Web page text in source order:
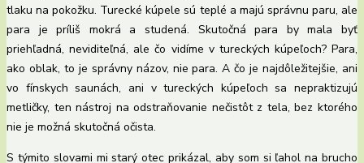
tlaku na pokožku. Turecké kúpele sú teplé a majú správnu paru, ale
para je príliš mokrá a studená. Skutočná para by mala byť
priehľadná, neviditeľná, ale čo vidíme v tureckých kúpeľoch? Para,
ako oblak, to je správny názov, nie para. A čo je najdôležitejšie, ani
vo fínskych saunách, ani v tureckých kúpeľoch sa nepraktizujú
metličky, ten nástroj na odstraňovanie nečistôt z tela, bez ktorého
nie je možná skutočná očista.
S týmito slovami mi starý otec prikázal, aby som si ľahol na brucho